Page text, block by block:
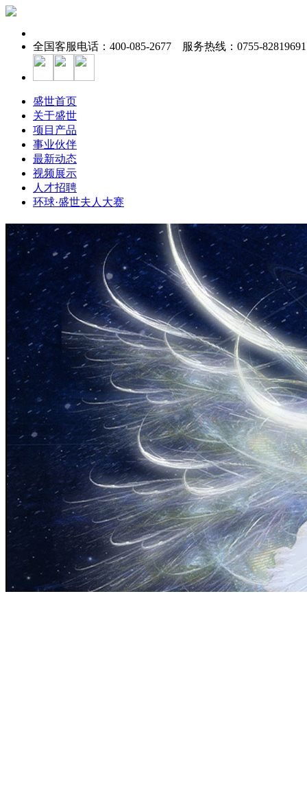
全国客服电话：400-085-2677 服务热线：0755-82819691
盛世首页
关于盛世
项目产品
事业伙伴
最新动态
视频展示
人才招聘
环球·盛世夫人大赛